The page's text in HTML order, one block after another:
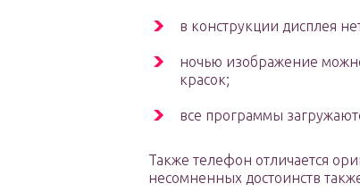
в конструкции дисплея
ночью изображение
красок;
все программы
Также телефон отличается
несомненных достоинств